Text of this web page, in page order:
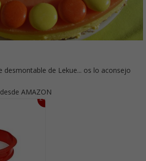
desmontable de Lekue... os lo aconsejo
AMAZON
24%